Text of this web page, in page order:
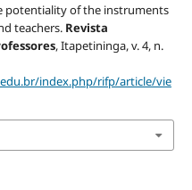
potentiality of the instruments
teachers. Revista
, Itapetininga, v. 4, n.
index.php/rifp/article/vie